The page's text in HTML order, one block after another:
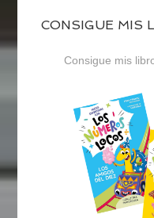
CONSIGUE MIS
Consigue mis